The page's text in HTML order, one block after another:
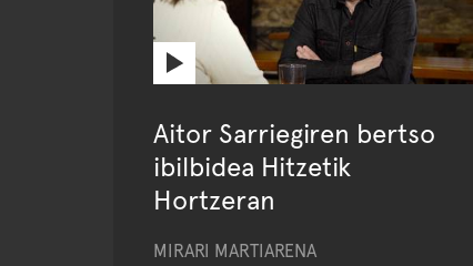
Aitor Sarriegiren bertso
ibilbidea Hitzetik
Hortzeran
MIRARI MARTIARENA